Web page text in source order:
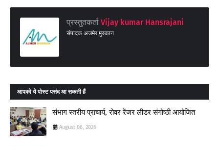
प्रस्तुतकर्ता Vijay kumar Hansrajani
संपादक अजमेर मुस्कान
आपको ये पोस्ट पसंद आ सकती हैं
संभाग स्तरीय प्राचार्य, रोवर रेंजर लीडर संगोष्ठी आयोजित
August 06, 2026